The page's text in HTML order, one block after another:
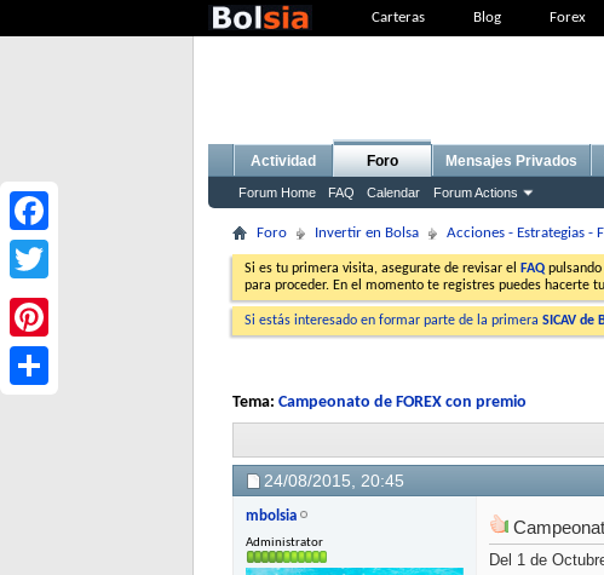
Carteras Blog Forex
Actividad Foro
Forum Home FAQ Calendar Forum Actions
Mensajes Privados
Foro Invertir en Bolsa Acciones - Estrategias -
Si es tu primera visita, asegurate de revisar el FAQ
para proceder. En el momento te registres puedes hacerte tu
Si estás interesado en formar parte de la primera SICAV de
Tema: Campeonato de FOREX con premio
24/08/2015, 20:45
mbolsia
Administrator
Del 1 de
Facebook
Twitter
Pinterest